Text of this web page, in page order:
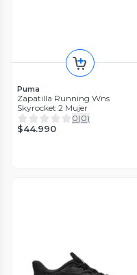
Puma
Zapatilla Running Wns
Skyrocket 2 Mujer
0(0)
$44.990